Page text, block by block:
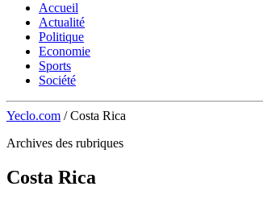
Accueil
Actualité
Politique
Economie
Sports
Société
Yeclo.com / Costa Rica
Archives des rubriques
Costa Rica